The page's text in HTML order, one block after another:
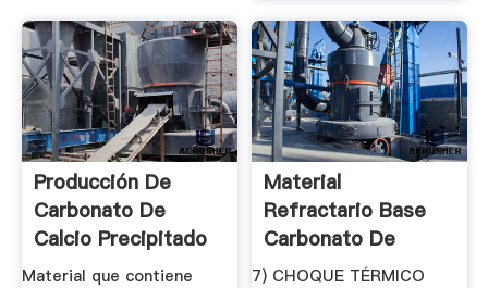
Producción De
Carbonato De
Calcio Precipitado
De Alta ...
Material que contiene
Material
Refractario Base
Carbonato De
Cálcio (CaCO3 ...
7) CHOQUE TÉRMICO